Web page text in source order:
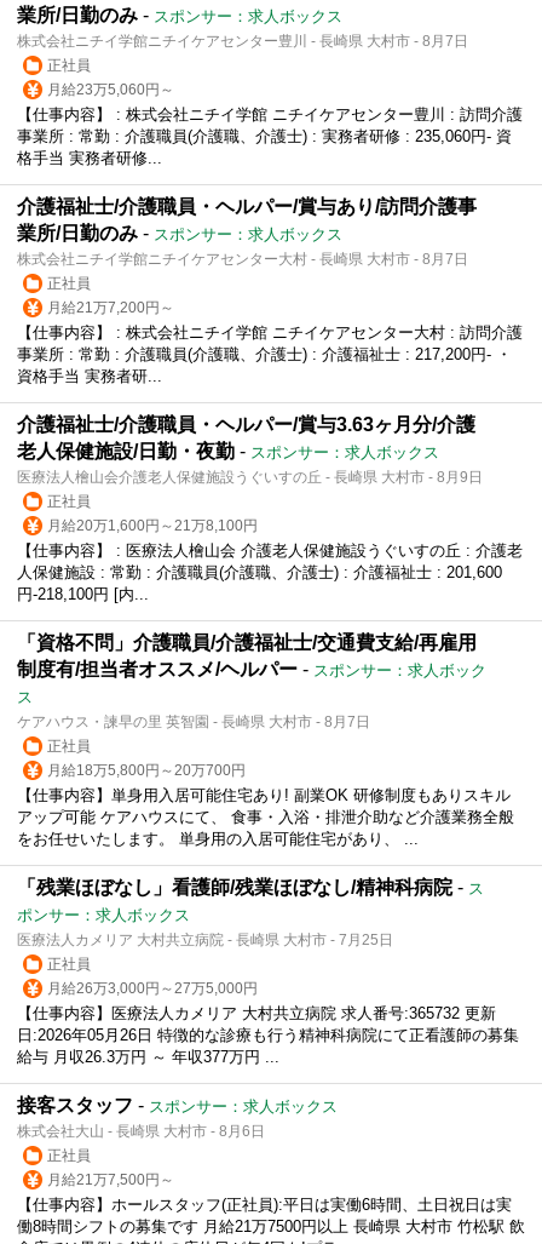
業所/日勤のみ - スポンサー：求人ボックス
株式会社ニチイ学館ニチイケアセンター豊川 - 長崎県 大村市 - 8月7日
正社員
月給23万5,060円～
【仕事内容】 : 株式会社ニチイ学館 ニチイケアセンター豊川 : 訪問介護
事業所 : 常勤 : 介護職員(介護職、介護士) : 実務者研修 : 235,060円- 資
格手当 実務者研修...
介護福祉士/介護職員・ヘルパー/賞与あり/訪問介護事
業所/日勤のみ - スポンサー：求人ボックス
株式会社ニチイ学館ニチイケアセンター大村 - 長崎県 大村市 - 8月7日
正社員
月給21万7,200円～
【仕事内容】 : 株式会社ニチイ学館 ニチイケアセンター大村 : 訪問介護
事業所 : 常勤 : 介護職員(介護職、介護士) : 介護福祉士 : 217,200円- ・
資格手当 実務者研...
介護福祉士/介護職員・ヘルパー/賞与3.63ヶ月分/介護
老人保健施設/日勤・夜勤 - スポンサー：求人ボックス
医療法人檜山会介護老人保健施設うぐいすの丘 - 長崎県 大村市 - 8月9日
正社員
月給20万1,600円～21万8,100円
【仕事内容】 : 医療法人檜山会 介護老人保健施設うぐいすの丘 : 介護老
人保健施設 : 常勤 : 介護職員(介護職、介護士) : 介護福祉士 : 201,600
円-218,100円 [内...
「資格不問」介護職員/介護福祉士/交通費支給/再雇用
制度有/担当者オススメ/ヘルパー - スポンサー：求人ボック
ス
ケアハウス・諫早の里 英智園 - 長崎県 大村市 - 8月7日
正社員
月給18万5,800円～20万700円
【仕事内容】単身用入居可能住宅あり! 副業OK 研修制度もありスキル
アップ可能 ケアハウスにて、 食事・入浴・排泄介助など介護業務全般
をお任せいたします。 単身用の入居可能住宅があり、 ...
「残業ほぼなし」看護師/残業ほぼなし/精神科病院- ス
ポンサー：求人ボックス
医療法人カメリア 大村共立病院 - 長崎県 大村市 - 7月25日
正社員
月給26万3,000円～27万5,000円
【仕事内容】医療法人カメリア 大村共立病院 求人番号:365732 更新
日:2026年05月26日 特徴的な診療も行う精神科病院にて正看護師の募集
給与 月収26.3万円 ～ 年収377万円 ...
接客スタッフ - スポンサー：求人ボックス
株式会社大山 - 長崎県 大村市 - 8月6日
正社員
月給21万7,500円～
【仕事内容】ホールスタッフ(正社員):平日は実働6時間、土日祝日は実
働8時間シフトの募集です 月給21万7500円以上 長崎県 大村市 竹松駅 飲